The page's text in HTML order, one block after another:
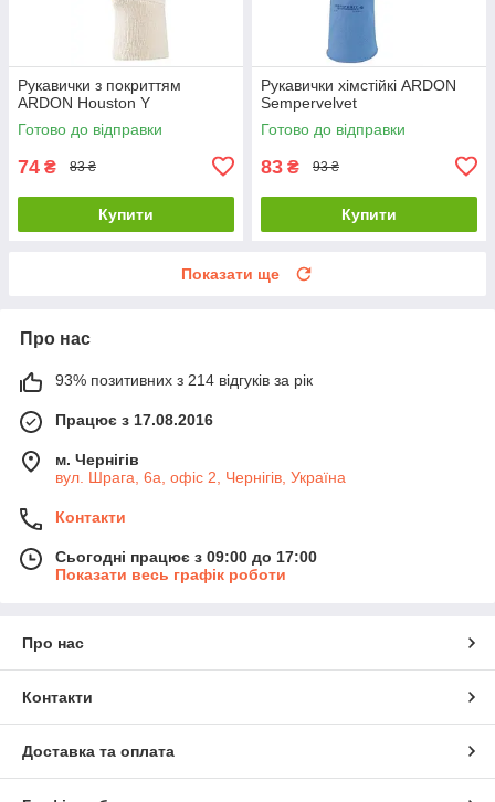
Рукавички з покриттям
ARDON Houston Y
Готово до відправки
74 ₴ 83 ₴
Купити
Рукавички хімстійкі ARDON
Sempervelvet
Готово до відправки
83 ₴ 93 ₴
Купити
Показати ще
Про нас
93% позитивних з 214 відгуків за рік
Працює з 17.08.2016
м. Чернігів
вул. Шрага, 6а, офіс 2, Чернігів, Україна
Контакти
Сьогодні працює з 09:00 до 17:00
Показати весь графік роботи
Про нас
Контакти
Доставка та оплата